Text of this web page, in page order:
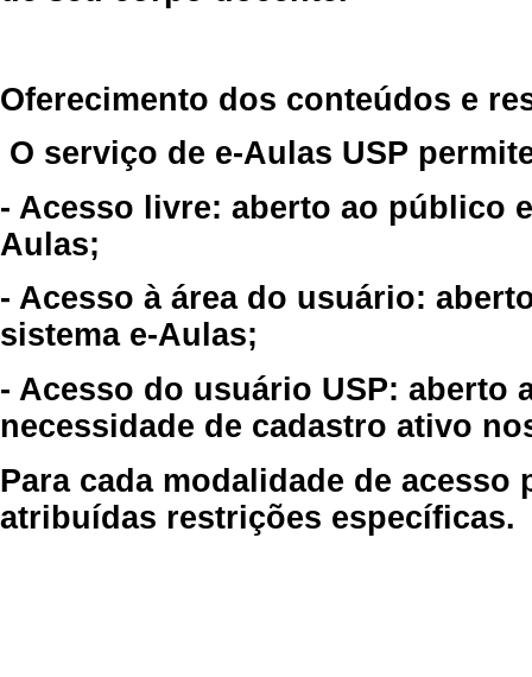
Oferecimento dos conteúdos e
O serviço de e-Aulas USP
- Acesso livre: aberto ao público
Aulas;
- Acesso à área do usuário:
sistema e-Aulas;
- Acesso do usuário USP: aberto
necessidade de cadastro ativo
Para cada modalidade de
atribuídas restrições específicas.